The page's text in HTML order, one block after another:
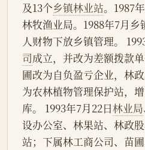
及13个乡镇林业站。1987
林牧渔业局。1988年7月乡
人财物下放乡镇管理。
司成立，并改为差额拨款
圃改为自负盈亏企业，林政
为农林植物管理保护站，
库。 1993年7月22日林业局
设办公室、林果站、林政
站；下属林工商公司、苗